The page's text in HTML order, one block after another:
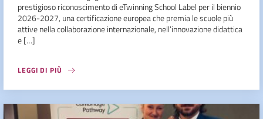
prestigioso riconoscimento di eTwinning School Label per il biennio
2026-2027, una certificazione europea che premia le scuole più
attive nella collaborazione internazionale, nell’innovazione didattica
e […]
LEGGI DI PIÙ